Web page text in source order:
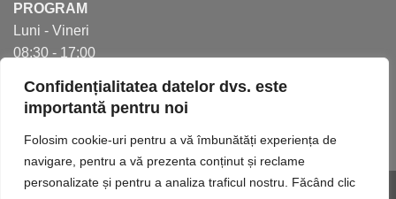
Confidențialitatea datelor dvs. este
importantă pentru noi
Folosim cookie-uri pentru a vă îmbunătăți experiența de
navigare, pentru a vă prezenta conținut și reclame
personalizate și pentru a analiza traficul nostru. Făcând clic
PROGRAM
Luni - Vineri
08:30 - 17:00